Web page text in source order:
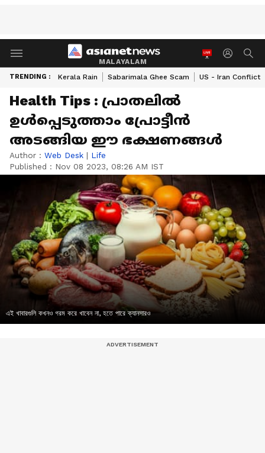
MALAYALAM
TRENDING : Kerala Rain Sabarimala Ghee Scam US - Iran Conflict
Health Tips : പ്രാതലിൽ
ഉൾപ്പെടുത്താം പ്രോട്ടീൻ
അടങ്ങിയ ഈ ഭക്ഷണങ്ങൾ
Author : Web Desk | Life
Published : Nov 08 2023, 08:26 AM IST
এই খাবারগুলি কখনও গরম করে খাবেন না, হতে পারে ক্যানসারও